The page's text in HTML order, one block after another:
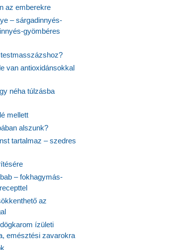
az emberekre
– sárgadinnyés-
gyömbéres
van antioxidánsokkal
néha túlzásba
mellett
alszunk?
tartalmaz – szedres
– fokhagymás-
az
ízületi
emésztési zavarokra